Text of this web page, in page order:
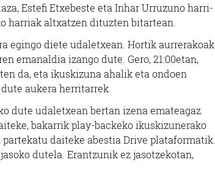
Estefi Etxebeste eta Inhar Urruzuno harri-
harriak altxatzen dituzten bitartean.
egingo diete udaletxean. Hortik aurrerakoak
emanaldia izango dute. Gero, 21:00etan,
da, eta ikuskizuna ahalik eta ondoen
aukera herritarrek.
dute udaletxean bertan izena emateagaz
bakarrik play-backeko ikuskizunerako
daiteke abestia Drive plataformatik.
dutela. Erantzunik ez jasotzekotan,